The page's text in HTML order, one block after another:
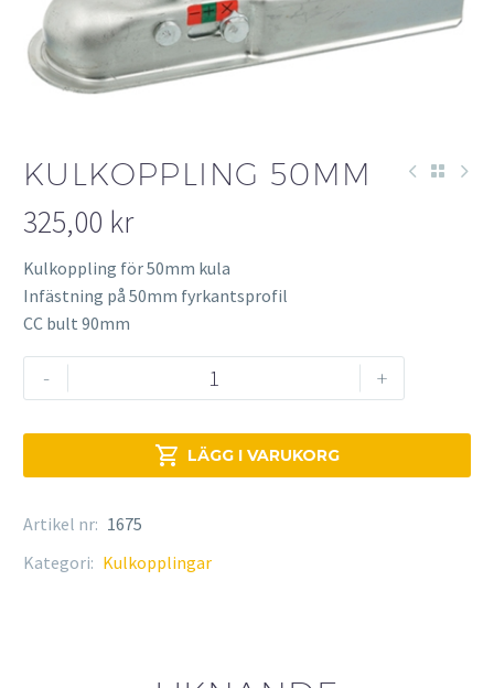
KULKOPPLING 50MM
325,00 kr
Kulkoppling för 50mm kula
Infästning på 50mm fyrkantsprofil
CC bult 90mm
-
Kulkoppling
50mm
+
 LÄGG I VARUKORG
Artikel nr: 1675
Kategori: Kulkopplingar